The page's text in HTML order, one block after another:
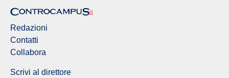
Redazioni
Contatti
Collabora
Scrivi al direttore